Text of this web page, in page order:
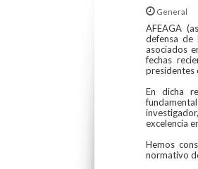
General
AFEAGA
defensa
asociados
fechas
presidentes
En dicha
excelencia
Hemos
normativo